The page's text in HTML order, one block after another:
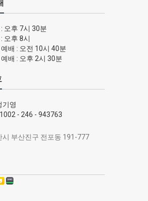
오후 7시 30분
오후 8시
배 : 오전 10시 40분
배 : 오후 2시 30분
기영
- 246 - 943763
시 부산진구 전포동 191-777